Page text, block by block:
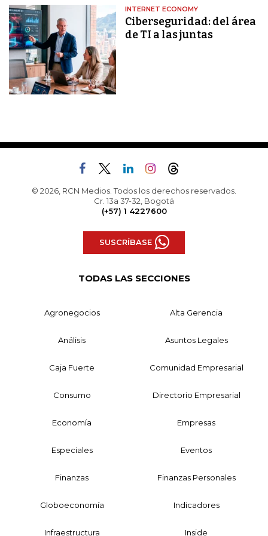
INTERNET ECONOMY
Ciberseguridad: del área
de TI a las juntas
© 2026, RCN Medios. Todos los derechos reservados.
Cr. 13a 37-32, Bogotá
(+57) 1 4227600
SUSCRÍBASE
TODAS LAS SECCIONES
Agronegocios Alta Gerencia
Análisis Asuntos Legales
Caja Fuerte Comunidad Empresarial
Consumo Directorio Empresarial
Economía Empresas
Especiales Eventos
Finanzas Finanzas Personales
Globoeconomía Indicadores
Infraestructura Inside